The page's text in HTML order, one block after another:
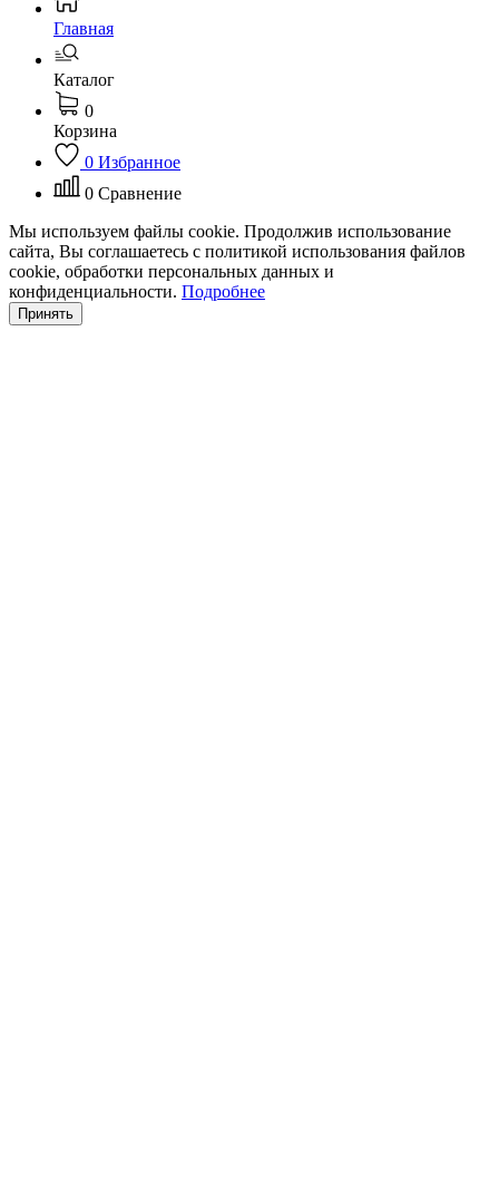
Главная
Каталог
0
Корзина
0 Избранное
0 Сравнение
Мы используем файлы cookie. Продолжив использование
сайта, Вы соглашаетесь с политикой использования файлов
cookie, обработки персональных данных и
конфиденциальности. Подробнее
Принять